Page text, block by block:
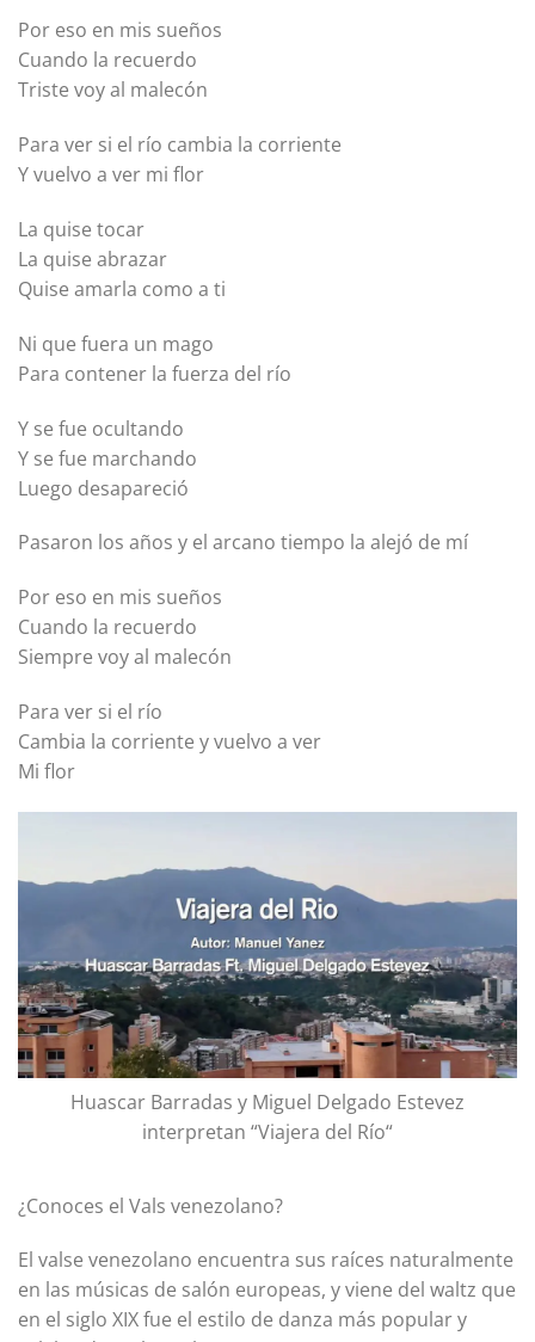
Por eso en mis sueños
Cuando la recuerdo
Triste voy al malecón
Para ver si el río cambia la corriente
Y vuelvo a ver mi flor
La quise tocar
La quise abrazar
Quise amarla como a ti
Ni que fuera un mago
Para contener la fuerza del río
Y se fue ocultando
Y se fue marchando
Luego desapareció
Pasaron los años y el arcano tiempo la alejó de mí
Por eso en mis sueños
Cuando la recuerdo
Siempre voy al malecón
Para ver si el río
Cambia la corriente y vuelvo a ver
Mi flor
Huascar Barradas y Miguel Delgado Estevez
interpretan “Viajera del Río“
¿Conoces el Vals venezolano?
El valse venezolano encuentra sus raíces naturalmente
en las músicas de salón europeas, y viene del waltz que
en el siglo XIX fue el estilo de danza más popular y